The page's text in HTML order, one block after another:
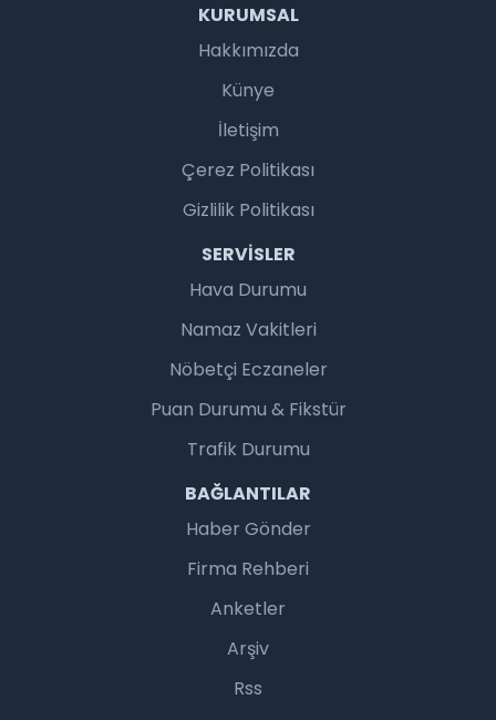
KURUMSAL
Hakkımızda
Künye
İletişim
Çerez Politikası
Gizlilik Politikası
SERVISLER
Hava Durumu
Namaz Vakitleri
Nöbetçi Eczaneler
Puan Durumu & Fikstür
Trafik Durumu
BAĞLANTILAR
Haber Gönder
Firma Rehberi
Anketler
Arşiv
Rss